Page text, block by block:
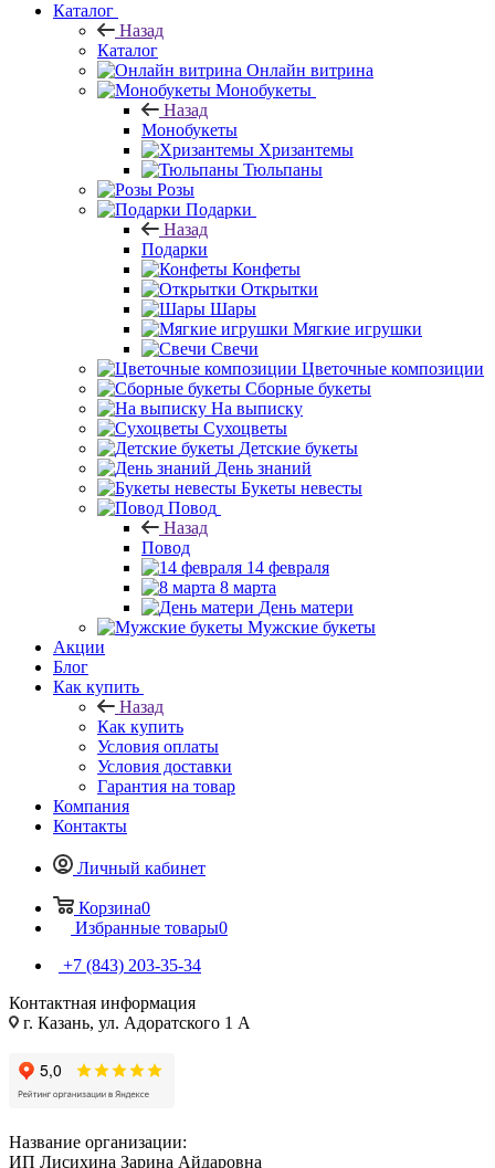
Каталог
Назад
Каталог
Онлайн витрина
Монобукеты
Назад
Монобукеты
Хризантемы
Тюльпаны
Розы
Подарки
Назад
Подарки
Конфеты
Открытки
Шары
Мягкие игрушки
Свечи
Цветочные композиции
Сборные букеты
На выписку
Сухоцветы
Детские букеты
День знаний
Букеты невесты
Повод
Назад
Повод
14 февраля
8 марта
День матери
Мужские букеты
Акции
Блог
Как купить
Назад
Как купить
Условия оплаты
Условия доставки
Гарантия на товар
Компания
Контакты
Личный кабинет
Корзина0
Избранные товары0
+7 (843) 203-35-34
Контактная информация
г. Казань, ул. Адоратского 1 А
Название организации:
ИП Лисихина Зарина Айдаровна